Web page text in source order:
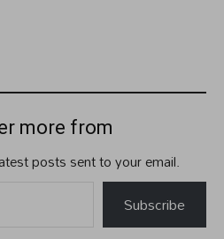
more from
posts sent to your email.
Subscribe